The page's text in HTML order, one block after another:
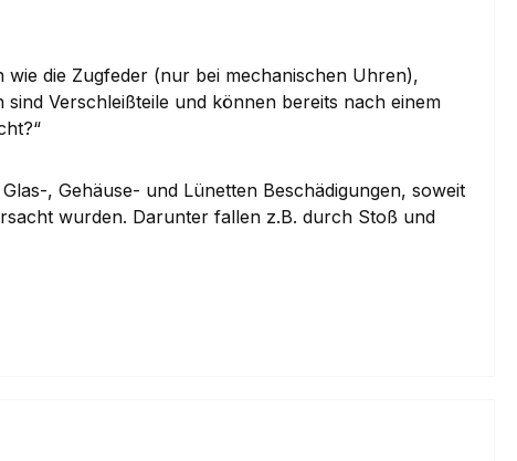
die Zugfeder (nur bei mechanischen Uhren),
Verschleißteile und können bereits nach einem
, Gehäuse- und Lünetten Beschädigungen, soweit
wurden. Darunter fallen z.B. durch Stoß und